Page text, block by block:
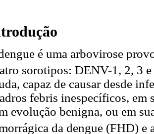
é uma arbovirose
sorotipos: DENV-1, 2, 3 e
capaz de causar desde
febris inespecíficos, em
evolução benigna, ou em
da dengue (FHD) e